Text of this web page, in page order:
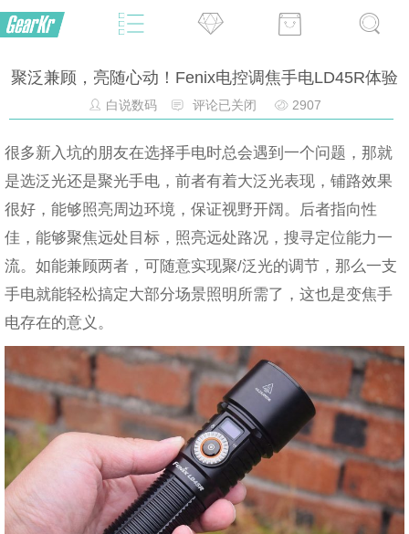
聚泛兼顾，亮随心动！Fenix电控调焦手电LD45R体验
白说数码 评论已关闭 2907
很多新入坑的朋友在选择手电时总会遇到一个问题，那就
是选泛光还是聚光手电，前者有着大泛光表现，铺路效果
很好，能够照亮周边环境，保证视野开阔。后者指向性
佳，能够聚焦远处目标，照亮远处路况，搜寻定位能力一
流。如能兼顾两者，可随意实现聚/泛光的调节，那么一支
手电就能轻松搞定大部分场景照明所需了，这也是变焦手
电存在的意义。